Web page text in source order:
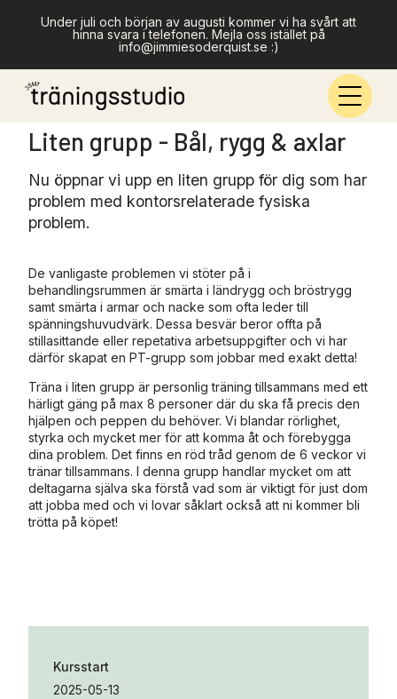
Liten grupp - Bål, rygg & axlar
Nu öppnar vi upp en liten grupp för dig som har
problem med kontorsrelaterade fysiska
problem.
De vanligaste problemen vi stöter på i
behandlingsrummen är smärta i ländrygg och bröstrygg
samt smärta i armar och nacke som ofta leder till
spänningshuvudvärk. Dessa besvär beror offta på
stillasittande eller repetativa arbetsuppgifter och vi har
därför skapat en PT-grupp som jobbar med exakt detta!
Träna i liten grupp är personlig träning tillsammans med ett
härligt gäng på max 8 personer där du ska få precis den
hjälpen och peppen du behöver. Vi blandar rörlighet,
styrka och mycket mer för att komma åt och förebygga
dina problem. Det finns en röd tråd genom de 6 veckor vi
tränar tillsammans. I denna grupp handlar mycket om att
deltagarna själva ska förstå vad som är viktigt för just dom
att jobba med och vi lovar såklart också att ni kommer bli
trötta på köpet!
Kursstart
2025-05-13
Under juli och början av augusti kommer vi ha svårt att
hinna svara i telefonen. Mejla oss istället på
info@jimmiesoderquist.se :)